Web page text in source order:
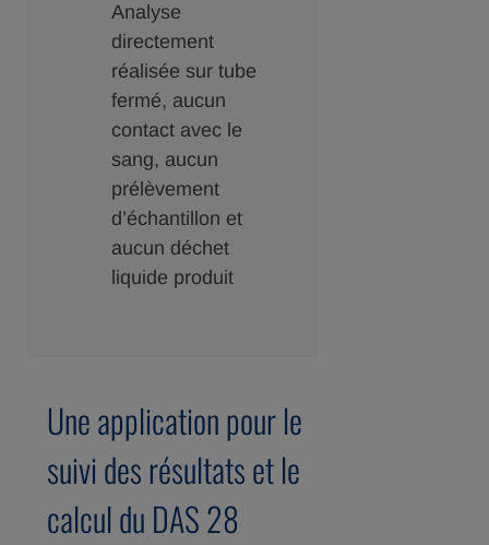
Analyse
directement
réalisée sur tube
fermé, aucun
contact avec le
sang, aucun
prélèvement
d’échantillon et
aucun déchet
liquide produit
Une application pour le
suivi des résultats et le
calcul du DAS 28